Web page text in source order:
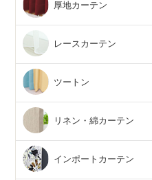
厚地カーテン
レースカーテン
ツートン
リネン・綿カーテン
インポートカーテン